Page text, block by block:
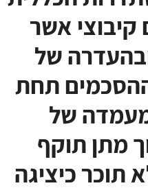
אשר
של
תחת
של
מתן תוקף
תוכר כיציגה